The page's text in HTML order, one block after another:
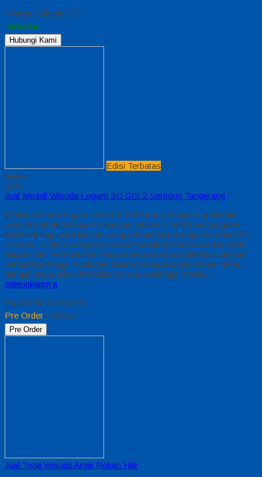
*Harga Hubungi CS
Tersedia
Hubungi Kami
Edisi Terbatas
Diskon
25%
Jual Medali Wisuda Logam SD GIS 2 Serpong Tangerang
Medali Wisuda Logam SD GIS 2 Serpong Tangerang Medali
wisuda berbahan logam kuningan adalah simbol penghargaan
eksklusif bagi para lulusan yang menandai pencapaian akademis
mereka. Didesain dengan presisi, medali ini memancarkan kilau
elegan dan memberikan kesan mewah berkat material kuningan
berkualitas tinggi. Kuningan dikenal sebagai logam tahan lama
dengan daya tahan terhadap korosi, sehingga medali…
selengkapnya
Rp 45.000 Rp 60.000
Pre Order / MWSD
Pre Order
Jual Toga Wisuda Anak Rokan Hilir